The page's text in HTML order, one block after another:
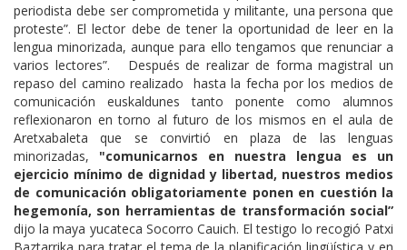
periodista debe ser comprometida y militante, una persona que
proteste”. El lector debe de tener la oportunidad de leer en la
lengua minorizada, aunque para ello tengamos que renunciar a
varios lectores”. Después de realizar de forma magistral un
repaso del camino realizado hasta la fecha por los medios de
comunicación euskaldunes tanto ponente como alumnos
reflexionaron en torno al futuro de los mismos en el aula de
Aretxabaleta que se convirtió en plaza de las lenguas
minorizadas, "comunicarnos en nuestra lengua es un
ejercicio mínimo de dignidad y libertad, nuestros medios
de comunicación obligatoriamente ponen en cuestión la
hegemonía, son herramientas de transformación social”
dijo la maya yucateca Socorro Cauich. El testigo lo recogió Patxi